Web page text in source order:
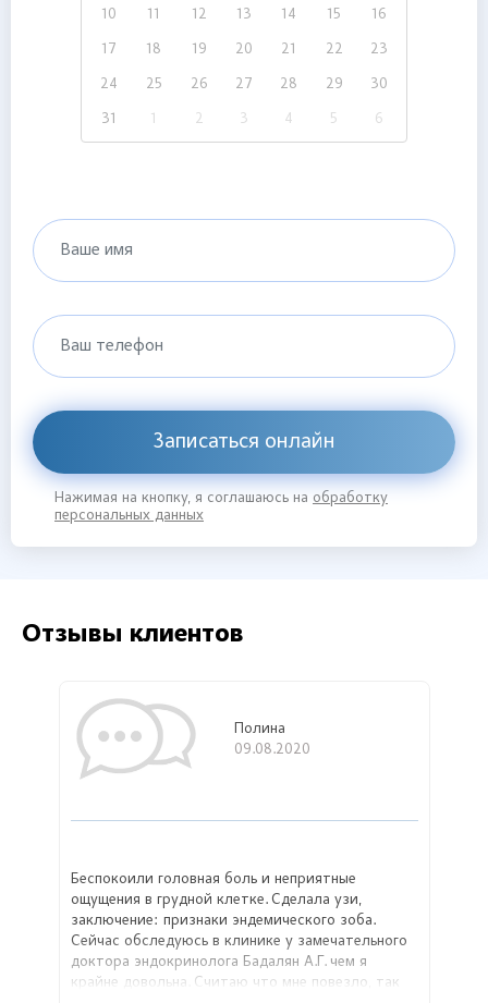
10 11 12 13 14 15 16
17 18 19 20 21 22 23
24 25 26 27 28 29 30
31 1 2 3 4 5 6
Ваше имя
Ваш телефон
Записаться онлайн
Нажимая на кнопку, я соглашаюсь на обработку
персональных данных
Отзывы клиентов
Полина
09.08.2020
Беспокоили головная боль и неприятные
ощущения в грудной клетке. Сделала узи,
заключение: признаки эндемического зоба.
Сейчас обследуюсь в клинике у замечательного
доктора эндокринолога Бадалян А.Г. чем я
крайне довольна. Считаю что мне повезло, так